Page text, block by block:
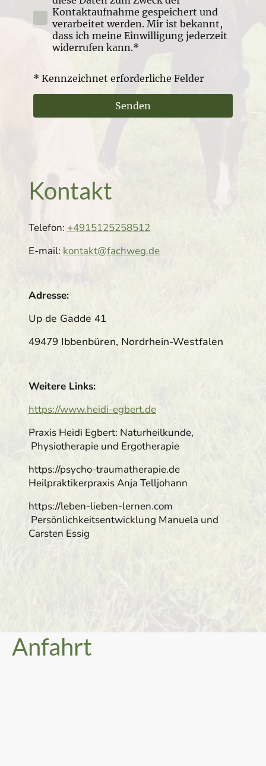
Kontaktaufnahme gespeichert und
verarbeitet werden. Mir ist bekannt,
dass ich meine Einwilligung jederzeit
widerrufen kann.*
* Kennzeichnet erforderliche Felder
Senden
Kontakt
Telefon: +4915125258512
E-mail: kontakt@fachweg.de
Adresse:
Up de Gadde 41
49479 Ibbenbüren, Nordrhein-Westfalen
Weitere Links:
https://www.heidi-egbert.de
Praxis Heidi Egbert: Naturheilkunde,
Physiotherapie und Ergotherapie
https://psycho-traumatherapie.de
Heilpraktikerpraxis Anja Telljohann
https://leben-lieben-lernen.com
Persönlichkeitsentwicklung Manuela und
Carsten Essig
Anfahrt